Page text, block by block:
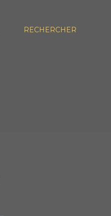
RECHERCHER